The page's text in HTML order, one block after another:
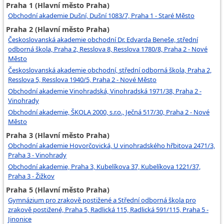
Administrátor krematoria
Administrátor pohřebiště
Praha 1 (Hlavní město Praha)
Obchodní akademie Dušní, Dušní 1083/7, Praha 1 - Staré Město
Praha 2 (Hlavní město Praha)
Českoslovanská akademie obchodní Dr. Edvarda Beneše, střední
odborná škola, Praha 2, Resslova 8, Resslova 1780/8, Praha 2 - Nové
Město
Českoslovanská akademie obchodní, střední odborná škola, Praha 2,
Resslova 5, Resslova 1940/5, Praha 2 - Nové Město
Obchodní akademie Vinohradská, Vinohradská 1971/38, Praha 2 -
Vinohrady
Obchodní akademie, ŠKOLA 2000, s.r.o., Ječná 517/30, Praha 2 - Nové
Město
Praha 3 (Hlavní město Praha)
Obchodní akademie Hovorčovická, U vinohradského hřbitova 2471/3,
Praha 3 - Vinohrady
Obchodní akademie, Praha 3, Kubelíkova 37, Kubelíkova 1221/37,
Praha 3 - Žižkov
Praha 5 (Hlavní město Praha)
Gymnázium pro zrakově postižené a Střední odborná škola pro
zrakově postižené, Praha 5, Radlická 115, Radlická 591/115, Praha 5 -
Jinonice